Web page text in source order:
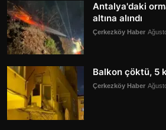
Antalya'daki
altına alındı
Çerkezköy Haber
Balkon çöktü, 5
Çerkezköy Haber